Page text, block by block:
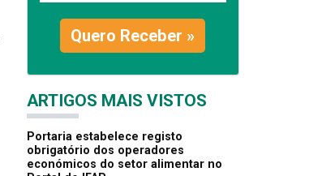
Quero Receber »
ARTIGOS MAIS VISTOS
Portaria estabelece registo
obrigatório dos operadores
económicos do setor alimentar no